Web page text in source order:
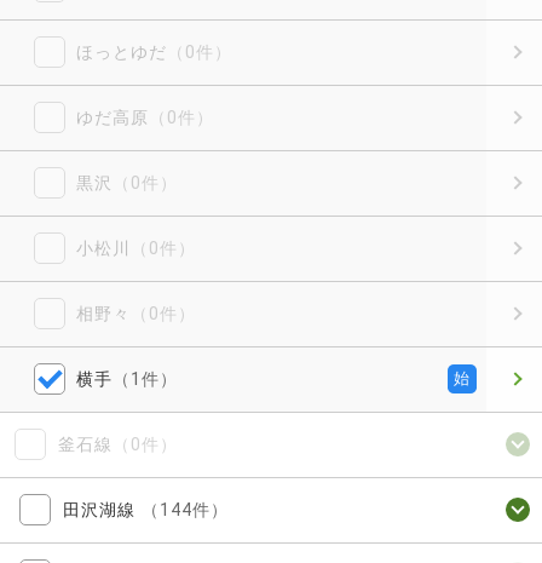
ほっとゆだ （0件）
ゆだ高原 （0件）
黒沢 （0件）
小松川 （0件）
相野々 （0件）
横手 （1件） 始
釜石線 （0件）
田沢湖線 （144件）